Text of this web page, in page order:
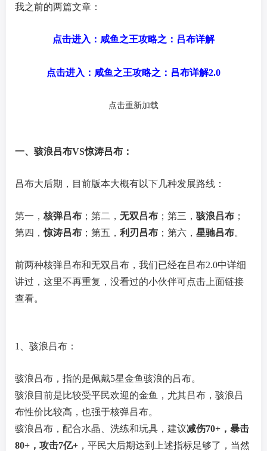
我之前的两篇文章：
点击进入：咸鱼之王攻略之：吕布详解
点击进入：咸鱼之王攻略之：吕布详解2.0
点击重新加载
一、骇浪吕布VS惊涛吕布：
吕布大后期，目前版本大概有以下几种发展路线：
第一， 核弹吕布 ；第二， 无双吕布 ；第三， 骇浪吕布 ；
第四，惊涛吕布 ；第五， 利刃吕布 ；第六， 星驰吕布。
前两种核弹吕布和无双吕布，我们已经在吕布2.0中详细
讲过，这里不再重复，没看过的小伙伴可点击上面链接
查看。
1、骇浪吕布：
骇浪吕布，指的是佩戴5星金鱼骇浪的吕布。
骇浪目前是比较受平民欢迎的金鱼，尤其吕布，骇浪吕
布性价比较高，也强于核弹吕布。
骇浪吕布，配合水晶、洗练和玩具，建议减伤70+，暴击
80+，攻击7亿+ ，平民大后期达到上述指标足够了，当然